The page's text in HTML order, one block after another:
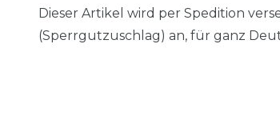
Dieser Artikel wird per Spedition
(Sperrgutzuschlag) an, für ganz